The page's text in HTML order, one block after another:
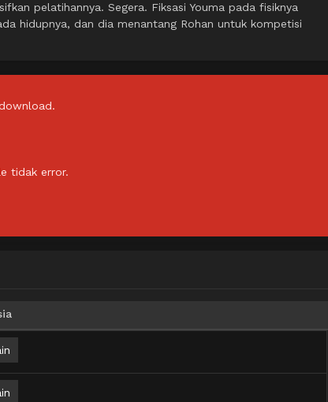
pelatihannya. Segera. Fiksasi Youma pada fisiknya
hidupnya, dan dia menantang Rohan untuk kompetisi
tidak error.